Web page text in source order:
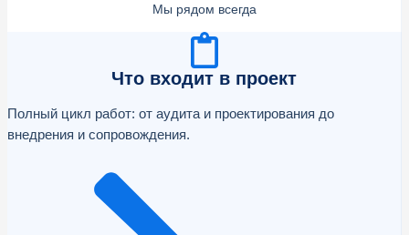
Мы рядом всегда
Что входит в проект
Полный цикл работ: от аудита и проектирования до
внедрения и сопровождения.